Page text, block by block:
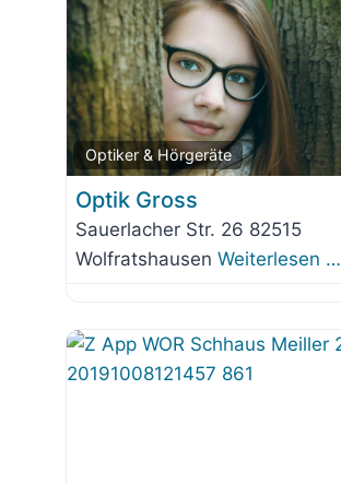
Optiker & Hörgeräte
Optik Gross
Sauerlacher Str. 26 82515
Wolfratshausen Weiterlesen …